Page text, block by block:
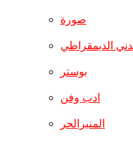
صورة
الديمقراطي
بوستر
ادب وفن
المنبرالحر